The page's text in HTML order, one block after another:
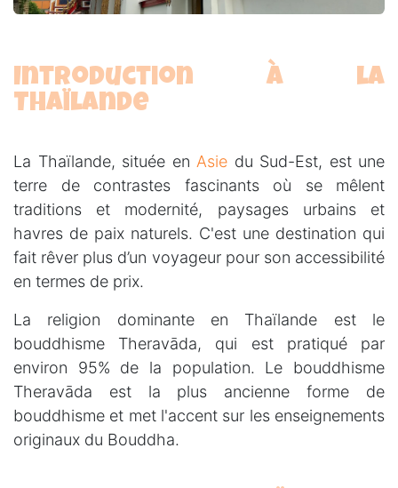
Introduction à la
Thaïlande
La Thaïlande, située en Asie du Sud-Est, est une
terre de contrastes fascinants où se mêlent
traditions et modernité, paysages urbains et
havres de paix naturels. C'est une destination qui
fait rêver plus d’un voyageur pour son accessibilité
en termes de prix.
La religion dominante en Thaïlande est le
bouddhisme Theravāda, qui est pratiqué par
environ 95% de la population. Le bouddhisme
Theravāda est la plus ancienne forme de
bouddhisme et met l'accent sur les enseignements
originaux du Bouddha.